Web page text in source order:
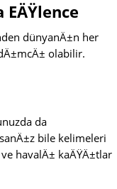
EÄŸlence
dünyanÄ±n her
olabilir.
da
bile kelimeleri
havalÄ± kaÄŸÄ±tlar